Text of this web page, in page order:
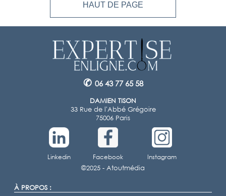
HAUT DE PAGE
✆ 06 43 77 65 58
DAMIEN TISON
33 Rue de l'Abbé Grégoire
75006 Paris
Linkedin Facebook
Instagram
©2025 - Atoutmédia
À PROPOS :